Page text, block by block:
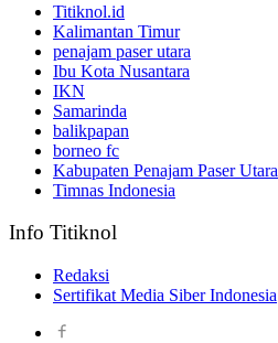
Titiknol.id
Kalimantan Timur
penajam paser utara
Ibu Kota Nusantara
IKN
Samarinda
balikpapan
borneo fc
Kabupaten Penajam Paser Utara
Timnas Indonesia
Info Titiknol
Redaksi
Sertifikat Media Siber Indonesia